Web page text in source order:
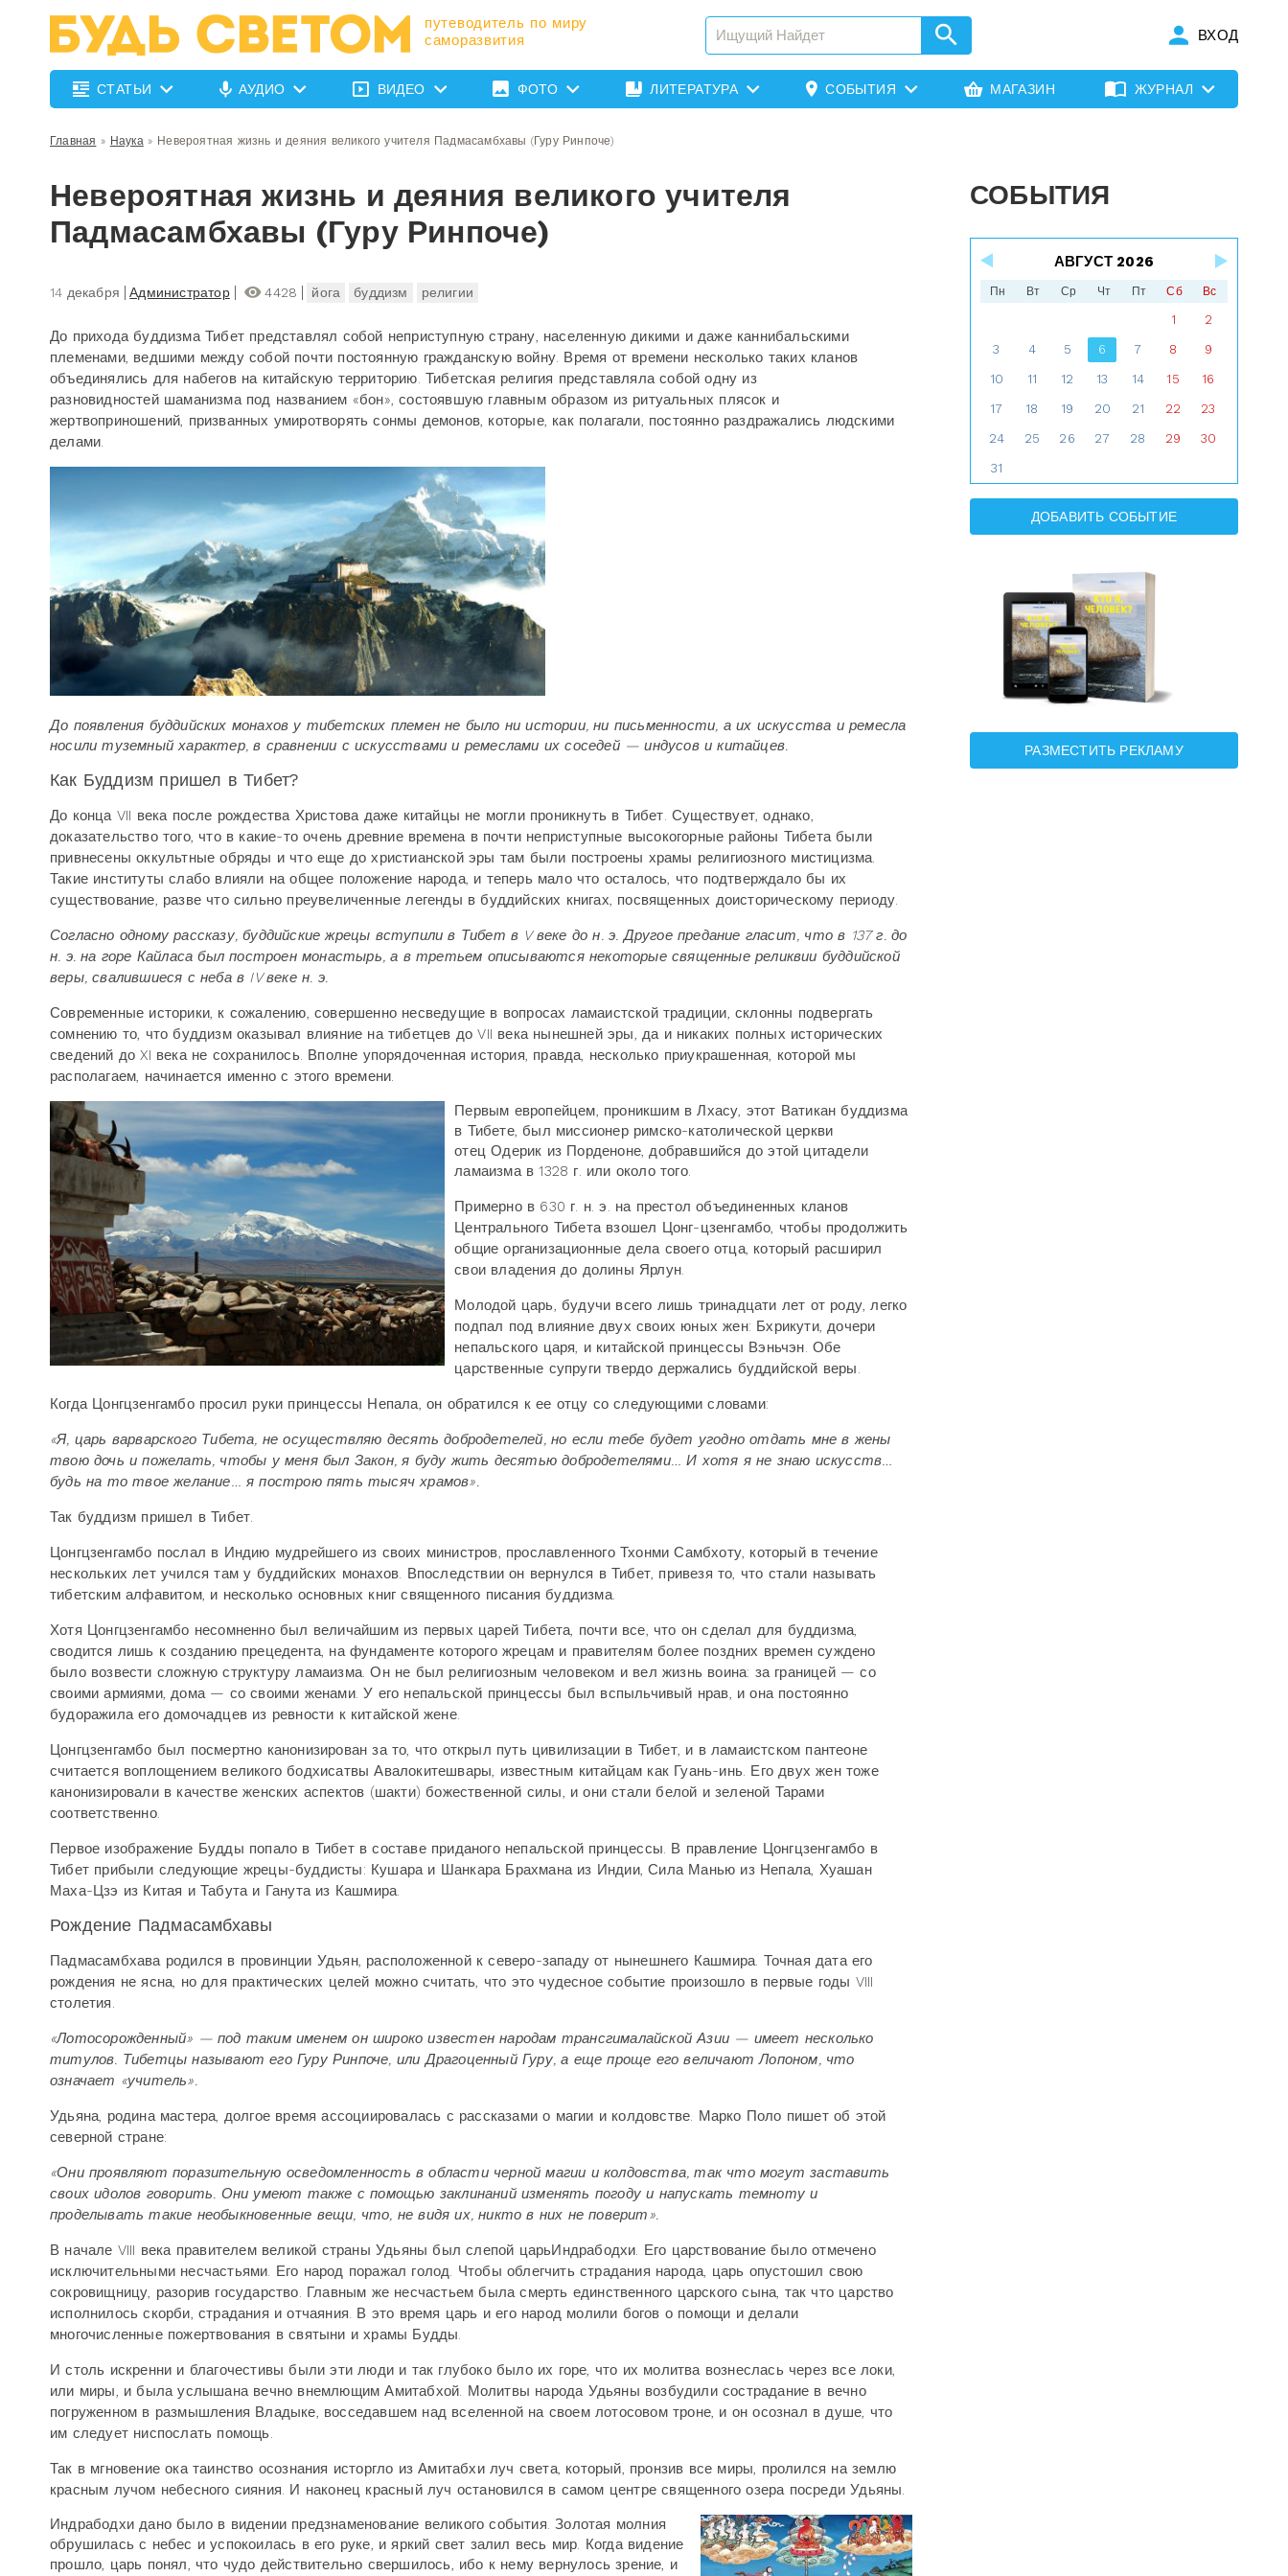
путеводитель по миру
саморазвития
ВХОД
СТАТЬИ АУДИО ВИДЕО ФОТО ЛИТЕРАТУРА СОБЫТИЯ МАГАЗИН ЖУРНАЛ
Главная » Наука» Невероятная жизнь и деяния великого учителя Падмасамбхавы (Гуру Ринпоче)
Невероятная жизнь и деяния великого учителя
Падмасамбхавы (Гуру Ринпоче)
14 декабря Администратор 4428 йога буддизм религии
До прихода буддизма Тибет представлял собой неприступную страну, населенную дикими и даже каннибальскими
племенами, ведшими между собой почти постоянную гражданскую войну. Время от времени несколько таких кланов
объединялись для набегов на китайскую территорию. Тибетская религия представляла собой одну из
разновидностей шаманизма под названием «бон», состоявшую главным образом из ритуальных плясок и
жертвоприношений, призванных умиротворять сонмы демонов, которые, как полагали, постоянно раздражались людскими
делами.
До появления буддийских монахов у тибетских племен не было ни истории, ни письменности, а их искусства и ремесла
носили туземный характер, в сравнении с искусствами и ремеслами их соседей — индусов и китайцев.
Как Буддизм пришел в Тибет?
До конца VII века после рождества Христова даже китайцы не могли проникнуть в Тибет. Существует, однако,
доказательство того, что в какие-то очень древние времена в почти неприступные высокогорные районы Тибета были
привнесены оккультные обряды и что еще до христианской эры там были построены храмы религиозного мистицизма.
Такие институты слабо влияли на общее положение народа, и теперь мало что осталось, что подтверждало бы их
существование, разве что сильно преувеличенные легенды в буддийских книгах, посвященных доисторическому периоду.
Согласно одному рассказу, буддийские жрецы вступили в Тибет в V веке до н. э. Другое предание гласит, что в 137 г. до
н. э. на горе Кайласа был построен монастырь, а в третьем описываются некоторые священные реликвии буддийской
веры, свалившиеся с неба в IV веке н. э.
Современные историки, к сожалению, совершенно несведущие в вопросах ламаистской традиции, склонны подвергать
сомнению то, что буддизм оказывал влияние на тибетцев до VII века нынешней эры, да и никаких полных исторических
сведений до XI века не сохранилось. Вполне упорядоченная история, правда, несколько приукрашенная, которой мы
располагаем, начинается именно с этого времени.
Первым европейцем, проникшим в Лхасу, этот Ватикан буддизма
в Тибете, был миссионер римско-католической церкви
отец Одерик из Порденоне, добравшийся до этой цитадели
ламаизма в 1328 г. или около того.
Примерно в 630 г. н. э. на престол объединенных кланов
Центрального Тибета взошел Цонг-цзенгамбо, чтобы продолжить
общие организационные дела своего отца, который расширил
свои владения до долины Ярлун.
Молодой царь, будучи всего лишь тринадцати лет от роду, легко
подпал под влияние двух своих юных жен: Бхрикути, дочери
непальского царя, и китайской принцессы Вэньчэн. Обе
царственные супруги твердо держались буддийской веры.
Когда Цонгцзенгамбо просил руки принцессы Непала, он обратился к ее отцу со следующими словами:
«Я, царь варварского Тибета, не осуществляю десять добродетелей, но если тебе будет угодно отдать мне в жены
твою дочь и пожелать, чтобы у меня был Закон, я буду жить десятью добродетелями… И хотя я не знаю искусств…
будь на то твое желание… я построю пять тысяч храмов».
Так буддизм пришел в Тибет.
Цонгцзенгамбо послал в Индию мудрейшего из своих министров, прославленного Тхонми Самбхоту, который в течение
нескольких лет учился там у буддийских монахов. Впоследствии он вернулся в Тибет, привезя то, что стали называть
тибетским алфавитом, и несколько основных книг священного писания буддизма.
Хотя Цонгцзенгамбо несомненно был величайшим из первых царей Тибета, почти все, что он сделал для буддизма,
сводится лишь к созданию прецедента, на фундаменте которого жрецам и правителям более поздних времен суждено
было возвести сложную структуру ламаизма. Он не был религиозным человеком и вел жизнь воина: за границей — со
своими армиями, дома — со своими женами. У его непальской принцессы был вспыльчивый нрав, и она постоянно
будоражила его домочадцев из ревности к китайской жене.
Цонгцзенгамбо был посмертно канонизирован за то, что открыл путь цивилизации в Тибет, и в ламаистском пантеоне
считается воплощением великого бодхисатвы Авалокитешвары, известным китайцам как Гуань-инь. Его двух жен тоже
канонизировали в качестве женских аспектов (шакти) божественной силы, и они стали белой и зеленой Тарами
соответственно.
Первое изображение Будды попало в Тибет в составе приданого непальской принцессы. В правление Цонгцзенгамбо в
Тибет прибыли следующие жрецы-буддисты: Кушара и Шанкара Брахмана из Индии, Сила Манью из Непала, Хуашан
Маха-Цзэ из Китая и Табута и Ганута из Кашмира.
Рождение Падмасамбхавы
Падмасамбхава родился в провинции Удьян, расположенной к северо-западу от нынешнего Кашмира. Точная дата его
рождения не ясна, но для практических целей можно считать, что это чудесное событие произошло в первые годы VIII
столетия.
«Лотосорожденный» — под таким именем он широко известен народам трансгималайской Азии — имеет несколько
титулов. Тибетцы называют его Гуру Ринпоче, или Драгоценный Гуру, а еще проще его величают Лопоном, что
означает «учитель».
Удьяна, родина мастера, долгое время ассоциировалась с рассказами о магии и колдовстве. Марко Поло пишет об этой
северной стране:
«Они проявляют поразительную осведомленность в области черной магии и колдовства, так что могут заставить
своих идолов говорить. Они умеют также с помощью заклинаний изменять погоду и напускать темноту и
проделывать такие необыкновенные вещи, что, не видя их, никто в них не поверит».
В начале VIII века правителем великой страны Удьяны был слепой царьИндрабодхи. Его царствование было отмечено
исключительными несчастьями. Его народ поражал голод. Чтобы облегчить страдания народа, царь опустошил свою
сокровищницу, разорив государство. Главным же несчастьем была смерть единственного царского сына, так что царство
исполнилось скорби, страдания и отчаяния. В это время царь и его народ молили богов о помощи и делали
многочисленные пожертвования в святыни и храмы Будды.
И столь искренни и благочестивы были эти люди и так глубоко было их горе, что их молитва вознеслась через все локи,
или миры, и была услышана вечно внемлющимАмитабхой. Молитвы народа Удьяны возбудили сострадание в вечно
погруженном в размышления Владыке, восседавшем над вселенной на своем лотосовом троне, и он осознал в душе, что
им следует ниспослать помощь.
Так в мгновение ока таинство осознания исторгло из Амитабхи луч света, который, пронзив все миры, пролился на землю
красным лучом небесного сияния. И наконец красный луч остановился в самом центре священного озера посреди Удьяны.
Индрабодхи дано было в видении предзнаменование великого события. Золотая молния
обрушилась с небес и успокоилась в его руке, и яркий свет залил весь мир. Когда видение
прошло, царь понял, что чудо действительно свершилось, ибо к нему вернулось зрение, и
СОБЫТИЯ
АВГУСТ 2026
Пн Вт Ср Чт Пт Сб Вс
1 2
3 4 5 6 7 8 9
10 11 12 13 14 15 16
17 18 19 20 21 22 23
24 25 26 27 28 29 30
31
ДОБАВИТЬ СОБЫТИЕ
РАЗМЕСТИТЬ РЕКЛАМУ